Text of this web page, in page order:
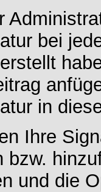
bei
in
Ihre
bzw.
und die